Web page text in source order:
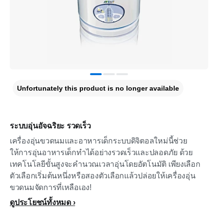
ระบบอุ่นอัจฉริยะ รวดเร็ว
เครื่องอุ่นขวดนมและอาหารเด็กระบบดิจิตอลใหม่นี้ช่วย
ให้การอุ่นอาหารเด็กทำได้อย่างรวดเร็วและปลอดภัย ด้วย
เทคโนโลยีขั้นสูงจะคำนวณเวลาอุ่นโดยอัตโนมัติ เพียงเลือก
ตัวเลือกเริ่มต้นหนึ่งหรือสองตัวเลือกแล้วปล่อยให้เครื่องอุ่น
ขวดนมจัดการที่เหลือเอง!
ดูประโยชน์ทั้งหมด
Unfortunately this product is no longer available